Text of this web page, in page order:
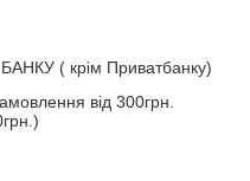
( крім Приватбанку)
від 300грн.